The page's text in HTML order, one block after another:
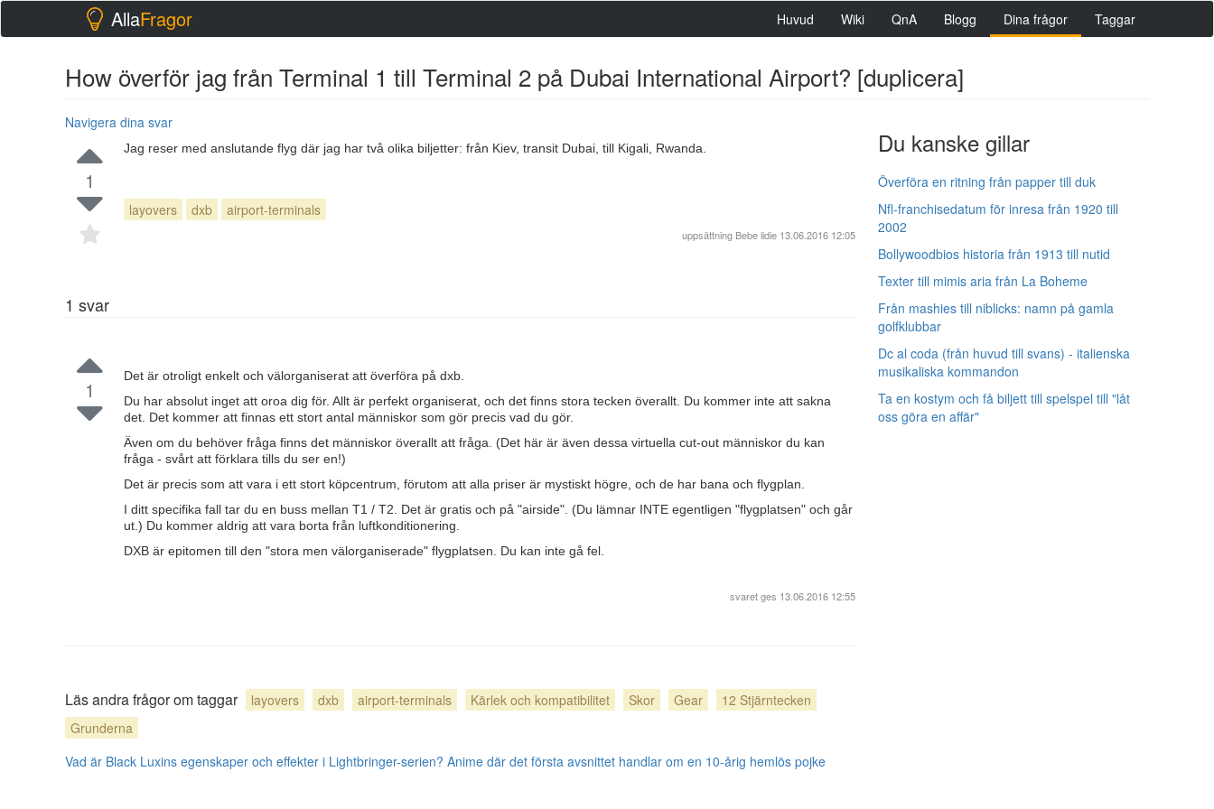
AllaFragor Huvud Wiki QnA Blogg Dina frågor Taggar
How överför jag från Terminal 1 till Terminal 2 på Dubai International Airport? [duplicera]
Navigera dina svar
Du kanske gillar
Överföra en ritning från papper till duk
Nfl-franchisedatum för inresa från 1920 till
2002
Bollywoodbios historia från 1913 till nutid
Texter till mimis aria från La Boheme
Från mashies till niblicks: namn på gamla
golfklubbar
Dc al coda (från huvud till svans) - italienska
musikaliska kommandon
Ta en kostym och få biljett till spelspel till "låt
oss göra en affär"
1
Jag reser med anslutande flyg där jag har två olika biljetter: från Kiev, transit Dubai, till Kigali, Rwanda.
layovers dxb airport-terminals
uppsättning Bebe lidie 13.06.2016 12:05
1 svar
1
Det är otroligt enkelt och välorganiserat att överföra på dxb.
Du har absolut inget att oroa dig för. Allt är perfekt organiserat, och det finns stora tecken överallt. Du kommer inte att sakna
det. Det kommer att finnas ett stort antal människor som gör precis vad du gör.
Även om du behöver fråga finns det människor överallt att fråga. (Det här är även dessa virtuella cut-out människor du kan
fråga - svårt att förklara tills du ser en!)
Det är precis som att vara i ett stort köpcentrum, förutom att alla priser är mystiskt högre, och de har bana och flygplan.
I ditt specifika fall tar du en buss mellan T1 / T2. Det är gratis och på "airside". (Du lämnar INTE egentligen "flygplatsen" och går
ut.) Du kommer aldrig att vara borta från luftkonditionering.
DXB är epitomen till den "stora men välorganiserade" flygplatsen. Du kan inte gå fel.
svaret ges 13.06.2016 12:55
Läs andra frågor om taggar layovers dxb airport-terminals Kärlek och kompatibilitet Skor Gear
12 Stjärntecken
Grunderna
Vad är Black Luxins egenskaper och effekter i Lightbringer-serien? Anime där det första avsnittet handlar om en 10-årig hemlös pojke